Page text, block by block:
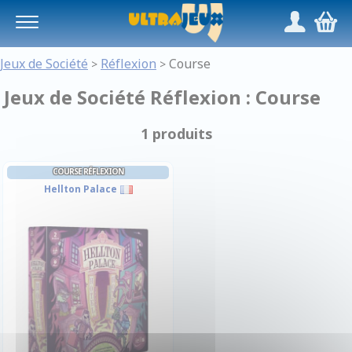
/,
Jeux de Société > Réflexion > Course
Jeux de Société Réflexion : Course
1 produits
COURSE RÉFLEXION
Hellton Palace